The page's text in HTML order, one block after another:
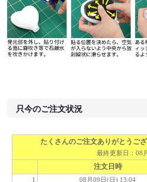
只今のご注文状況